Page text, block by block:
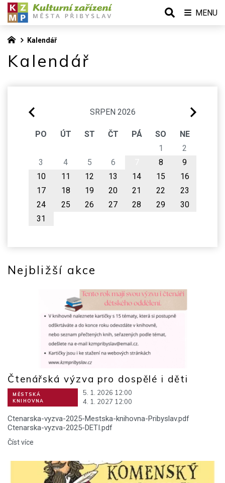
Kalendář
Kalendář
SRPEN 2026
PO ÚT ST ČT PÁ SO
NE
1
2
3
4 5 6 8
9
10
11 12 13 14 15
16
17
18 19 20 21 22
23
24
25 26 27 28 29
30
31
Nejbližší akce
MĚSTSKÁ
KNIHOVNA
5. 1. 2026 12:00
4. 1. 2027 12:00
Čtenářská výzva pro dospělé i děti
Ctenarska-vyzva-2025-Mestska-knihovna-Pribyslav.pdf
Ctenarska-vyzva-2025-DETI.pdf
Číst více
MENU